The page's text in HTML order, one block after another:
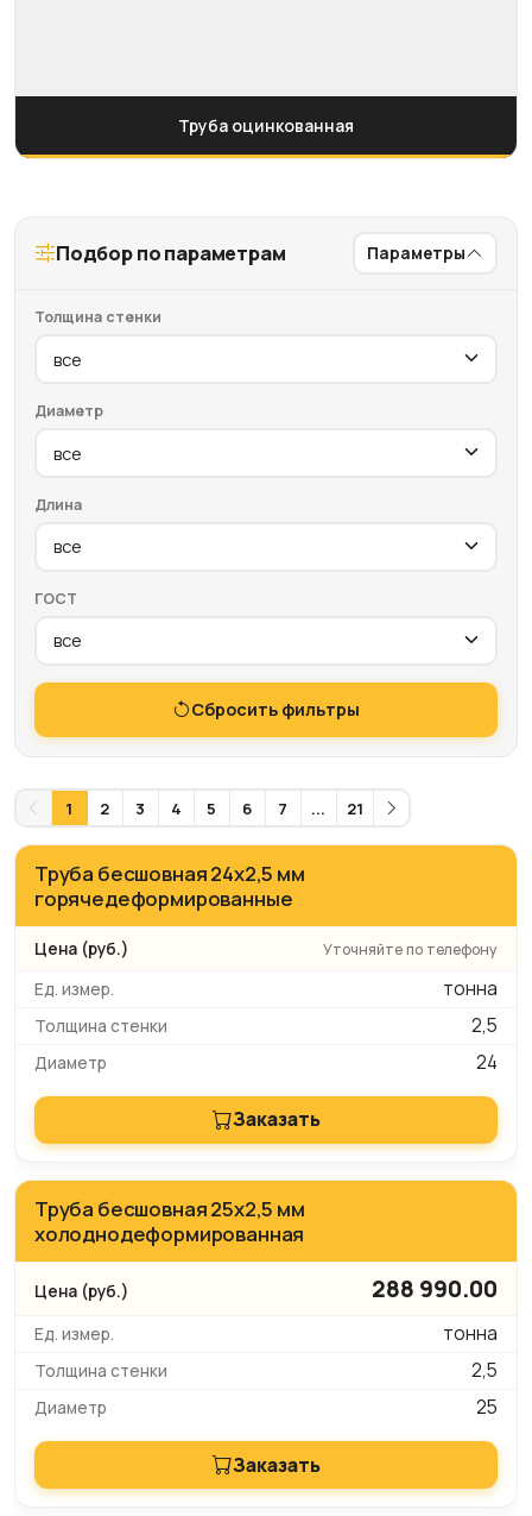
Труба оцинкованная
Подбор по параметрам Параметры
Толщина стенки
Диаметр
Длина
ГОСТ
Сбросить фильтры
1 2 3 4 5 6 7 ... 21
Труба бесшовная 24х2,5 мм
горячедеформированные
Уточняйте по телефону
тонна
2,5
24
Заказать
Труба бесшовная 25х2,5 мм
холоднодеформированная
288 990.00
тонна
2,5
25
Заказать